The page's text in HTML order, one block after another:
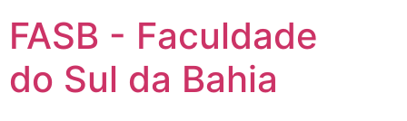
FASB - Faculdade
do Sul da Bahia